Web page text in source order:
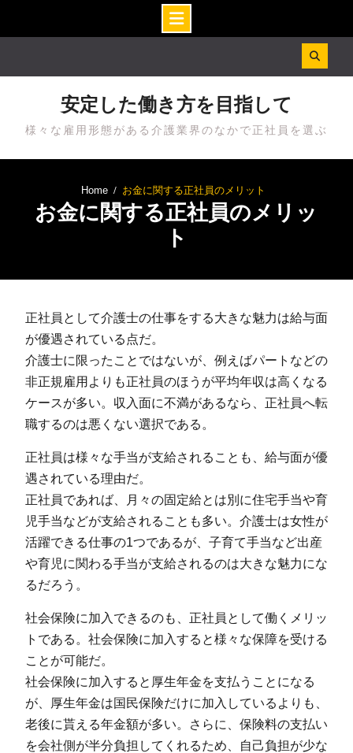
安定した働き方を目指して
様々な雇用形態がある介護業界のなかで正社員を選ぶ
Home お金に関する正社員のメリット
お金に関する正社員のメリッ
ト
正社員として介護士の仕事をする大きな魅力は給与面
が優遇されている点だ。
介護士に限ったことではないが、例えばパートなどの
非正規雇用よりも正社員のほうが平均年収は高くなる
ケースが多い。収入面に不満があるなら、正社員へ転
職するのは悪くない選択である。
正社員は様々な手当が支給されることも、給与面が優
遇されている理由だ。
正社員であれば、月々の固定給とは別に住宅手当や育
児手当などが支給されることも多い。介護士は女性が
活躍できる仕事の1つであるが、子育て手当など出産
や育児に関わる手当が支給されるのは大きな魅力にな
るだろう。
社会保険に加入できるのも、正社員として働くメリッ
トである。社会保険に加入すると様々な保障を受ける
ことが可能だ。
社会保険に加入すると厚生年金を支払うことになる
が、厚生年金は国民保険だけに加入しているよりも、
老後に貰える年金額が多い。さらに、保険料の支払い
を会社側が半分負担してくれるため、自己負担が少な